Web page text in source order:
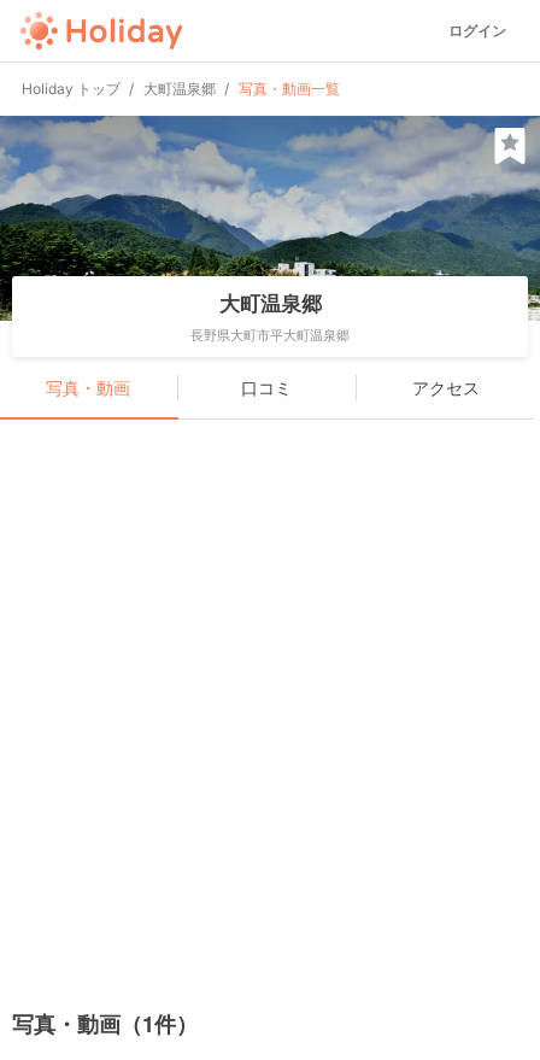
ログイン
Holiday トップ 大町温泉郷 写真・動画一覧
大町温泉郷
長野県大町市平大町温泉郷
写真・動画 口コミ アクセス
写真・動画（1件）